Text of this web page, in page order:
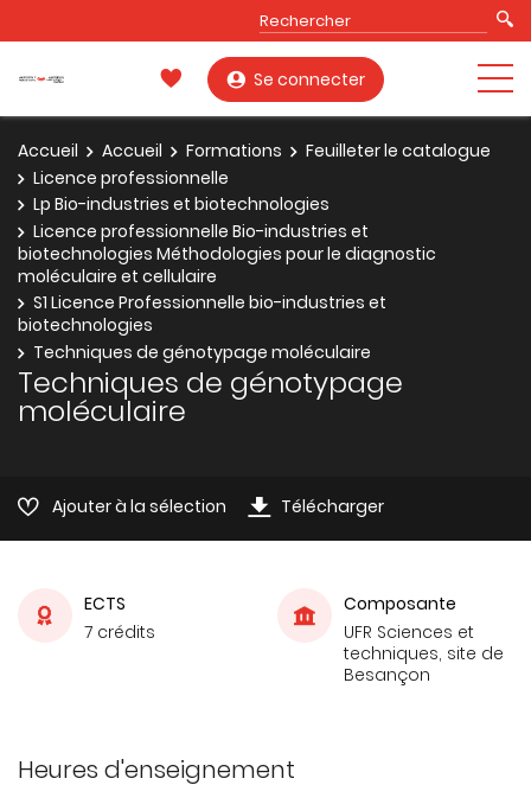
Se connecter
Accueil Accueil Formations
Feuilleter le catalogue
Licence professionnelle
Lp Bio-industries et biotechnologies
Licence professionnelle Bio-industries et
biotechnologies Méthodologies pour le diagnostic
moléculaire et cellulaire
S1 Licence Professionnelle bio-industries et
biotechnologies
Techniques de génotypage moléculaire
Techniques de génotypage
moléculaire
Ajouter à la sélection Télécharger
ECTS
7 crédits
Composante
UFR Sciences et
techniques, site de
Besançon
Heures d'enseignement